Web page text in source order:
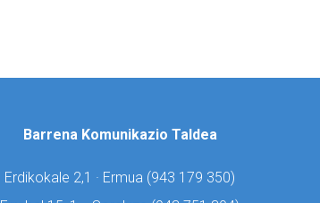
Barrena Komunikazio Taldea
Erdikokale 2,1 · Ermua (943 179 350)